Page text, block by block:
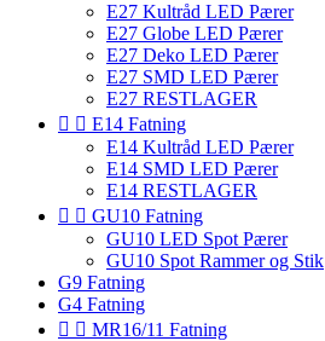
E27 Kultråd LED Pærer
E27 Globe LED Pærer
E27 Deko LED Pærer
E27 SMD LED Pærer
E27 RESTLAGER
  E14 Fatning
E14 Kultråd LED Pærer
E14 SMD LED Pærer
E14 RESTLAGER
  GU10 Fatning
GU10 LED Spot Pærer
GU10 Spot Rammer og Stik
G9 Fatning
G4 Fatning
  MR16/11 Fatning